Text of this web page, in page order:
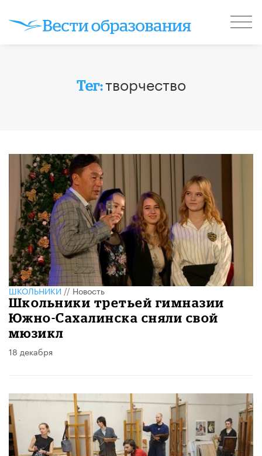
Тег:творчество
ШКОЛЬНИКИ//Новость
Школьники третьей гимназии
Южно-Сахалинска сняли свой
мюзикл
18 декабря